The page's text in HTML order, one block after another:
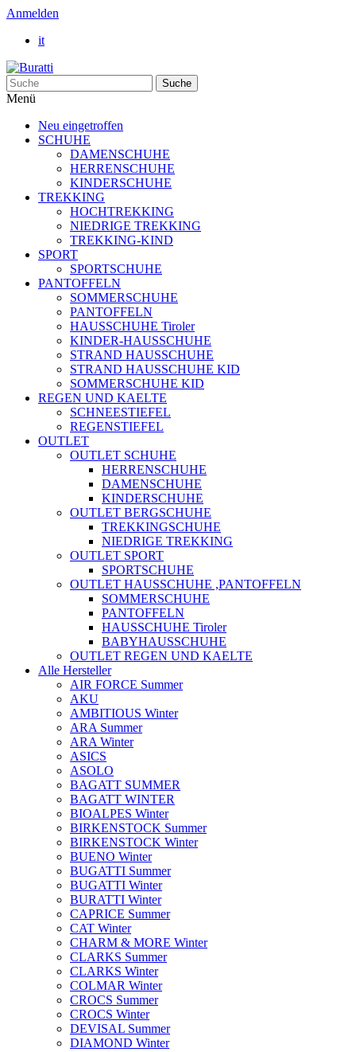
Anmelden
it
Suche
Menü
Neu eingetroffen
SCHUHE
DAMENSCHUHE
HERRENSCHUHE
KINDERSCHUHE
TREKKING
HOCHTREKKING
NIEDRIGE TREKKING
TREKKING-KIND
SPORT
SPORTSCHUHE
PANTOFFELN
SOMMERSCHUHE
PANTOFFELN
HAUSSCHUHE Tiroler
KINDER-HAUSSCHUHE
STRAND HAUSSCHUHE
STRAND HAUSSCHUHE KID
SOMMERSCHUHE KID
REGEN UND KAELTE
SCHNEESTIEFEL
REGENSTIEFEL
OUTLET
OUTLET SCHUHE
HERRENSCHUHE
DAMENSCHUHE
KINDERSCHUHE
OUTLET BERGSCHUHE
TREKKINGSCHUHE
NIEDRIGE TREKKING
OUTLET SPORT
SPORTSCHUHE
OUTLET HAUSSCHUHE ,PANTOFFELN
SOMMERSCHUHE
PANTOFFELN
HAUSSCHUHE Tiroler
BABYHAUSSCHUHE
OUTLET REGEN UND KAELTE
Alle Hersteller
AIR FORCE Summer
AKU
AMBITIOUS Winter
ARA Summer
ARA Winter
ASICS
ASOLO
BAGATT SUMMER
BAGATT WINTER
BIOALPES Winter
BIRKENSTOCK Summer
BIRKENSTOCK Winter
BUENO Winter
BUGATTI Summer
BUGATTI Winter
BURATTI Winter
CAPRICE Summer
CAT Winter
CHARM & MORE Winter
CLARKS Summer
CLARKS Winter
COLMAR Winter
CROCS Summer
CROCS Winter
DEVISAL Summer
DIAMOND Winter